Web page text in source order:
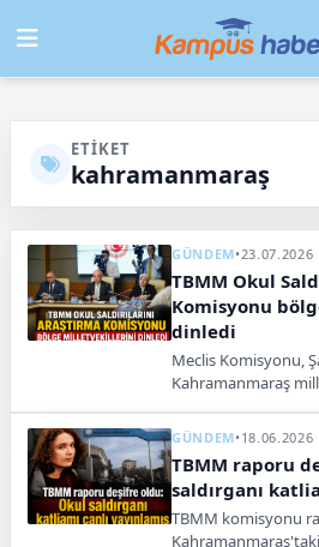
ETIKET
kahramanmaraş
GÜNDEM•23.07.2026
TBMM Okul
Komisyonu
dinledi
Meclis Komisyonu,
Kahramanmaraş
GÜNDEM•18.06.2026
TBMM raporu
saldırganı
TBMM komisyonu
Kahramanmaraş'taki